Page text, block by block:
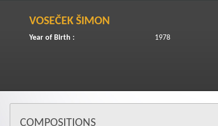
VOSEČEK ŠIMON
Year of Birth : 1978
COMPOSITIONS